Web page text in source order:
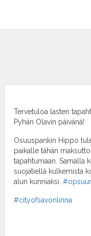
Tervetuloa lasten
Pyhän Olavin päivänä!
Osuuspankin Hippo
paikalle tähän
tapahtumaan. Samalla
suojatiellä kulkemista
alun kunniaksi.
#cityofsavonlinna